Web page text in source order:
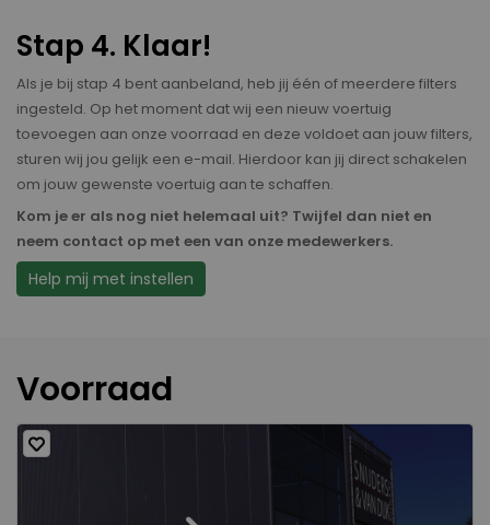
Stap 4. Klaar!
Als je bij stap 4 bent aanbeland, heb jij één of meerdere filters
ingesteld. Op het moment dat wij een nieuw voertuig
toevoegen aan onze voorraad en deze voldoet aan jouw filters,
sturen wij jou gelijk een e-mail. Hierdoor kan jij direct schakelen
om jouw gewenste voertuig aan te schaffen.
Kom je er als nog niet helemaal uit? Twijfel dan niet en
neem contact op met een van onze medewerkers.
Help mij met instellen
Voorraad